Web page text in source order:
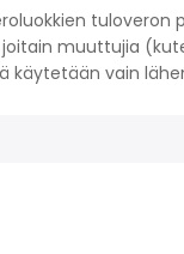
tuloveron
muuttujia
käytetään vain